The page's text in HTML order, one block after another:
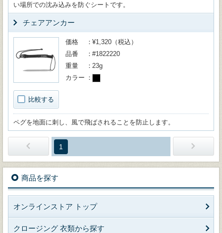
い場所での沈み込みを防ぐシートです。
チェアアンカー
比較する
価格
¥1,320（税込）
品番
#1822220
重量
23g
カラー
ペグを地面に刺し、風で飛ばされることを防止します。
1
商品を探す
オンラインストア トップ
クロージング 衣類から探す